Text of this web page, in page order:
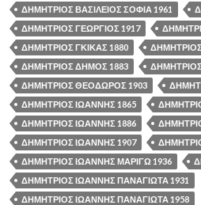
ΔΗΜΗΤΡΙΟΣ ΒΑΣΙΛΕΙΟΣ ΣΟΦΙΑ 1961
ΔΗΜΗΤΡΙΟΣ ΓΕΩΡΓΙΟΣ 1917
ΔΗΜΗΤΡΙΟΣ ΓΚΙΚΑΣ 1880
ΔΗΜΗΤΡΙΟΣ ΔΗΜΟΣ 1883
ΔΗΜΗΤΡΙΟΣ
ΔΗΜΗΤΡΙΟΣ ΘΕΟΔΩΡΟΣ 1903
ΔΗΜΗΤΡΙΟΣ ΙΩΑΝΝΗΣ 1865
ΔΗΜΗΤΡΙΟΣ ΙΩΑΝΝΗΣ 1886
ΔΗΜΗΤΡΙΟΣ ΙΩΑΝΝΗΣ 1907
ΔΗΜΗΤΡΙΟΣ ΙΩΑΝΝΗΣ ΜΑΡΙΓΩ 1936
ΔΗΜΗΤΡΙΟΣ ΙΩΑΝΝΗΣ ΠΑΝΑΓΙΩΤΑ 1931
ΔΗΜΗΤΡΙΟΣ ΙΩΑΝΝΗΣ ΠΑΝΑΓΙΩΤΑ 1958